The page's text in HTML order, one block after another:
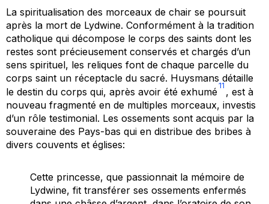
La spiritualisation des morceaux de chair se poursuit
après la mort de Lydwine. Conformément à la tradition
catholique qui décompose le corps des saints dont les
restes sont précieusement conservés et chargés d’un
sens spirituel, les reliques font de chaque parcelle du
corps saint un réceptacle du sacré. Huysmans détaille
le destin du corps qui, après avoir été exhumé
11
, est à
nouveau fragmenté en de multiples morceaux, investis
d’un rôle testimonial. Les ossements sont acquis par la
souveraine des Pays-bas qui en distribue des bribes à
divers couvents et églises:
Cette princesse, que passionnait la mémoire de
Lydwine, fit transférer ses ossements enfermés